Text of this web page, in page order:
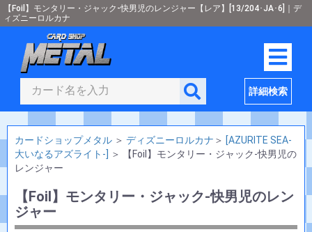
【Foil】モンタリー・ジャック-快男児のレンジャー【レア】[13/204･JA･6]｜デ
ィズニーロルカナ
詳細検索
カードショップメタル ＞ ディズニーロルカナ ＞ [AZURITE SEA-
大いなるアズライト-]
＞
【Foil】モンタリー・ジャック-快男児の
レンジャー
【Foil】モンタリー・ジャック-快男児のレン
ジャー